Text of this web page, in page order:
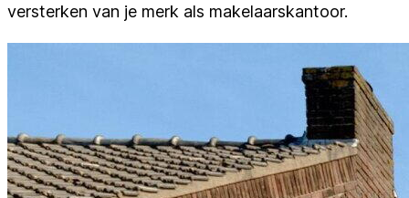
versterken van je merk als makelaarskantoor.